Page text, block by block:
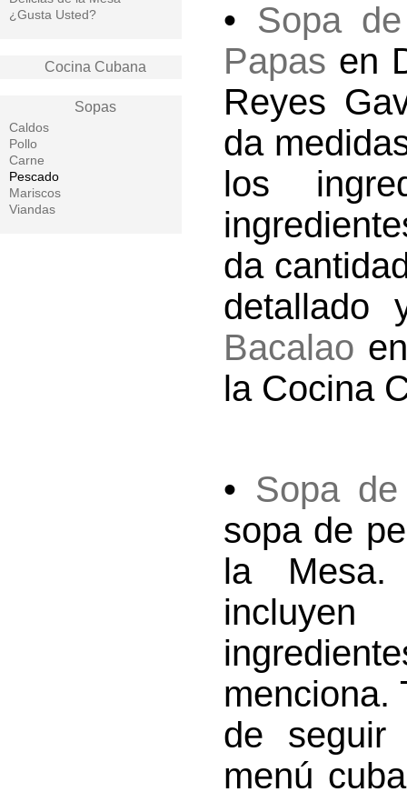
¿Gusta Usted?
Cocina Cubana
Sopas
Caldos
Pollo
Carne
Pescado
Mariscos
Viandas
• Sopa
Papas en
Reyes
da
los
da
detallado
Bacalao
la Cocina
• Sopa
sopa de
la
menciona.
de seguir
menú